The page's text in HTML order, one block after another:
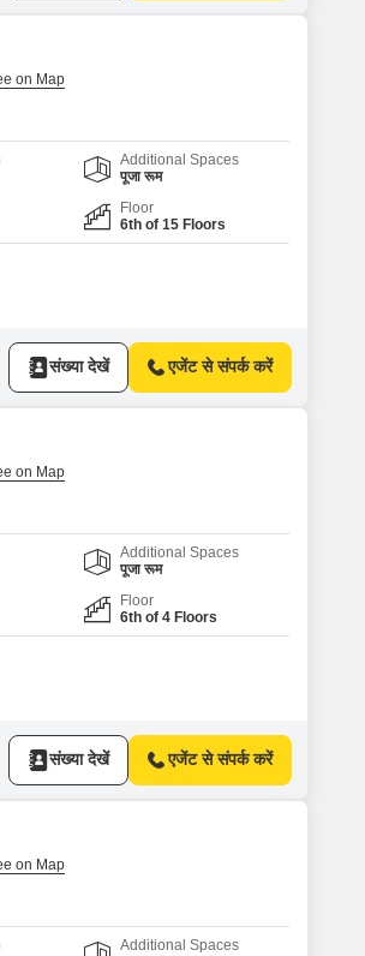
Additional Spaces
पूजा रूम
Floor
6th of 15 Floors
संख्या देखें एजेंट से संपर्क करें
Additional Spaces
पूजा रूम
Floor
6th of 4 Floors
संख्या देखें एजेंट से संपर्क करें
Additional Spaces